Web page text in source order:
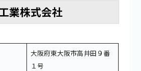
業株式会社
大阪府東大阪市高井田９番
１号